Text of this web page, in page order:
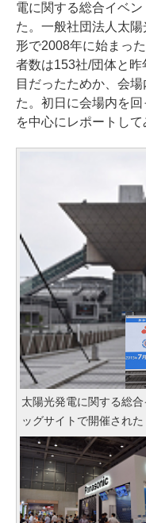
電に関する総合イベ
た。一般社団法人太
形で2008年に始まっ
者数は153社/団体と
目だったためか、会
た。初日に会場内を
を中心にレポートして
太陽光発電に関する総
ッグサイトで開催された